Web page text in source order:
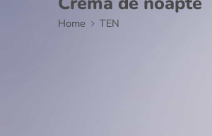
Home TEN